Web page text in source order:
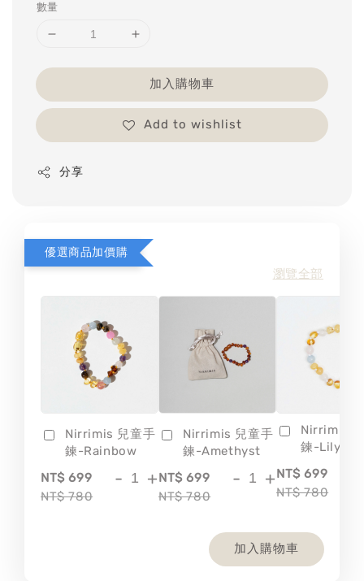
數量
加入購物車
Add to wishlist
分享
優選商品加價購
瀏覽全部
Nirrimis 兒童手
鍊-Rainbow
NT$ 699
NT$ 780
- +
Nirrimis 兒童手
鍊-Amethyst
NT$ 699
NT$ 780
- +
Nirrimis
鍊-Lily
NT$ 699
NT$ 780
加入購物車